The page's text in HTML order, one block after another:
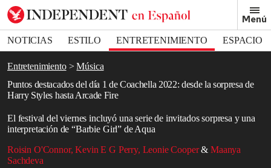
Menú
NOTICIAS ESTILO ENTRETENIMIENTO
ESPACIO
DEPORTES
Entretenimiento
Música
Puntos destacados del día 1 de Coachella 2022: desde la sorpresa de
Harry Styles hasta Arcade Fire
El festival del viernes incluyó una serie de invitados sorpresa y una
interpretación de “Barbie Girl” de Aqua
Roisin O'Connor,Kevin E G Perry, Leonie Cooper & Maanya
Sachdeva
Bookmark popover
Removed from bookmarks
Close popover